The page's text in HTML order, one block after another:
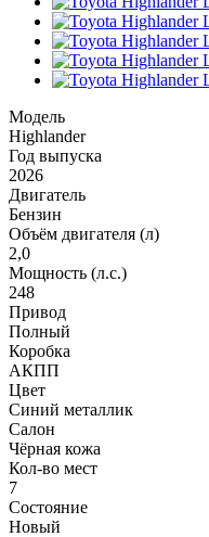
Модель
Highlander
Год выпуска
2026
Двигатель
Бензин
Объём двигателя (л)
2,0
Мощность (л.с.)
248
Привод
Полный
Коробка
АКПП
Цвет
Синий металлик
Салон
Чёрная кожа
Кол-во мест
7
Состояние
Новый